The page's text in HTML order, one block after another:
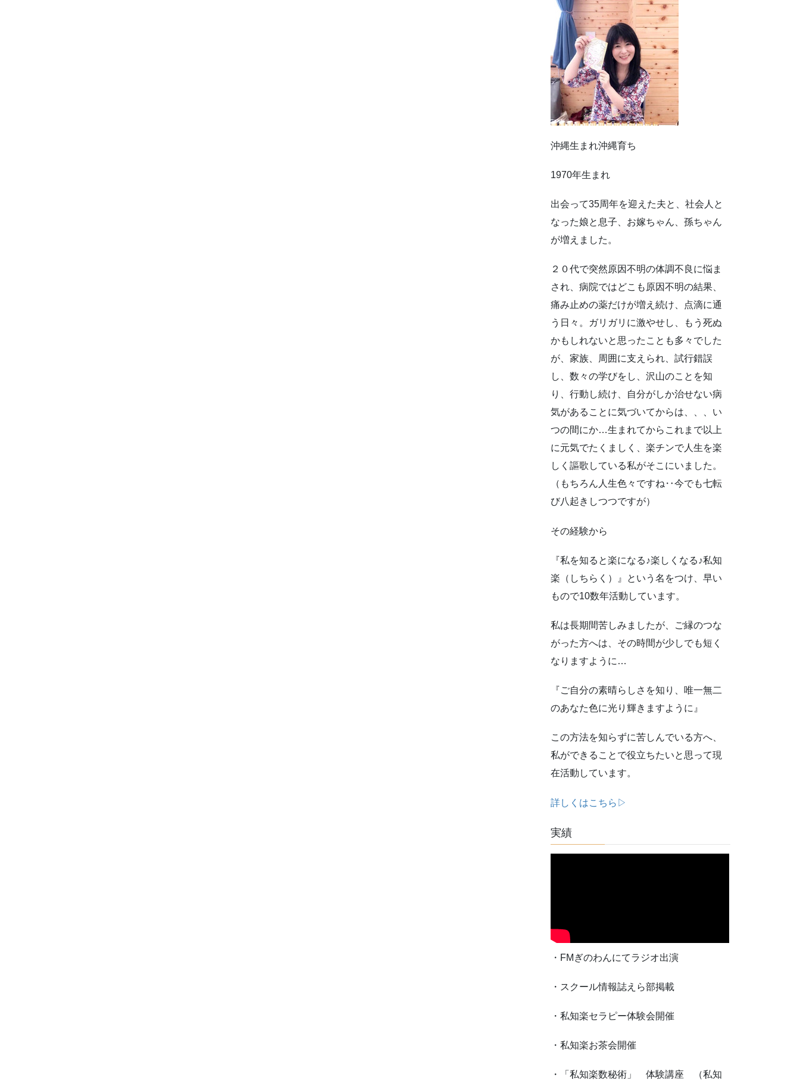
沖縄生まれ沖縄育ち
1970年生まれ
出会って35周年を迎えた夫と、社会人と
なった娘と息子、お嫁ちゃん、孫ちゃん
が増えました。
２０代で突然原因不明の体調不良に悩ま
され、病院ではどこも原因不明の結果、
痛み止めの薬だけが増え続け、点滴に通
う日々。ガリガリに激やせし、もう死ぬ
かもしれないと思ったことも多々でした
が、家族、周囲に支えられ、試行錯誤
し、数々の学びをし、沢山のことを知
り、行動し続け、自分がしか治せない病
気があることに気づいてからは、、、い
つの間にか…生まれてからこれまで以上
に元気でたくましく、楽チンで人生を楽
しく謳歌している私がそこにいました。
（もちろん人生色々ですね‥今でも七転
び八起きしつつですが）
その経験から
『私を知ると楽になる♪楽しくなる♪私知
楽（しちらく）』という名をつけ、早い
もので10数年活動しています。
私は長期間苦しみましたが、ご縁のつな
がった方へは、その時間が少しでも短く
なりますように…
『ご自分の素晴らしさを知り、唯一無二
のあなた色に光り輝きますように』
この方法を知らずに苦しんでいる方へ、
私ができることで役立ちたいと思って現
在活動しています。
詳しくはこちら▷
実績
・FMぎのわんにてラジオ出演
・スクール情報誌えら部掲載
・私知楽セラピー体験会開催
・私知楽お茶会開催
・「私知楽数秘術」 体験講座 （私知